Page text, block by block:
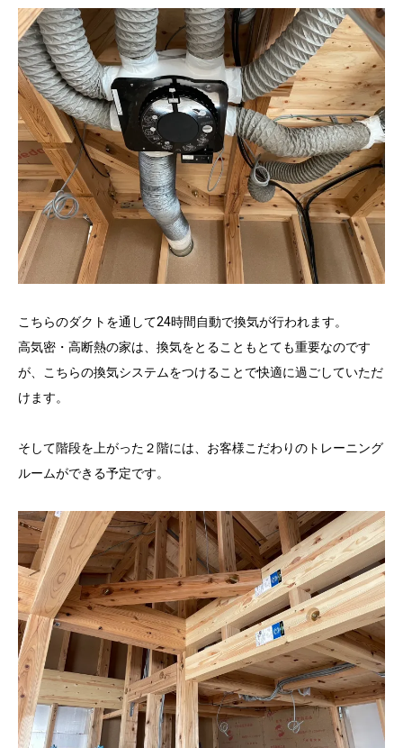
こちらのダクトを通して24時間自動で換気が行われます。
高気密・高断熱の家は、換気をとることもとても重要なのです
が、こちらの換気システムをつけることで快適に過ごしていただ
けます。
そして階段を上がった２階には、お客様こだわりのトレーニング
ルームができる予定です。